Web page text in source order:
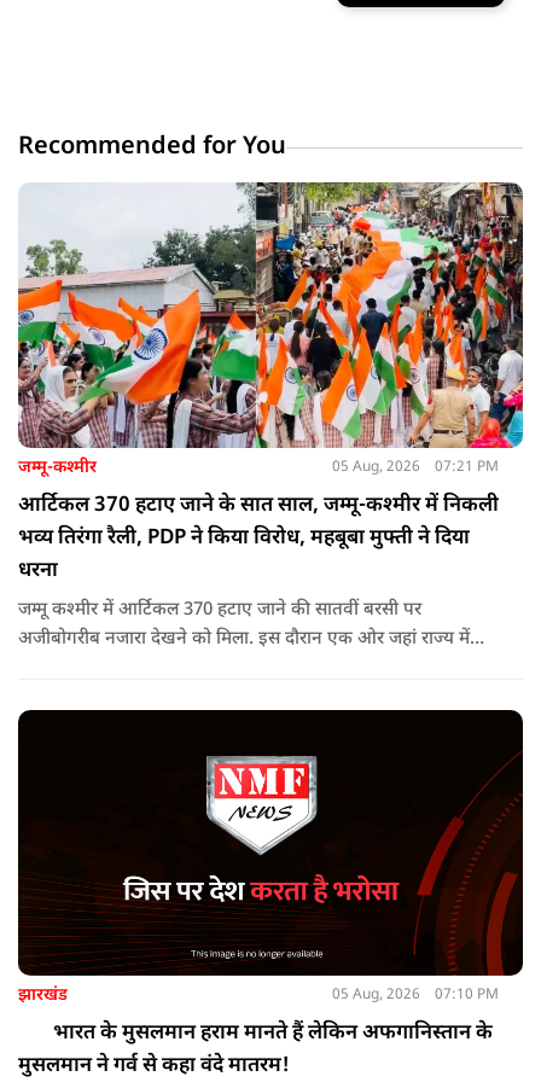
Recommended for You
जम्मू-कश्मीर 05 Aug, 2026 07:21 PM
आर्टिकल 370 हटाए जाने के सात साल, जम्मू-कश्मीर में निकली
भव्य तिरंगा रैली, PDP ने किया विरोध, महबूबा मुफ्ती ने दिया
धरना
जम्मू कश्मीर में आर्टिकल 370 हटाए जाने की सातवीं बरसी पर
अजीबोगरीब नजारा देखने को मिला. इस दौरान एक ओर जहां राज्य में
झारखंड 05 Aug, 2026 07:10 PM
भारत के मुसलमान हराम मानते हैं लेकिन अफगानिस्तान के
मुसलमान ने गर्व से कहा वंदे मातरम!